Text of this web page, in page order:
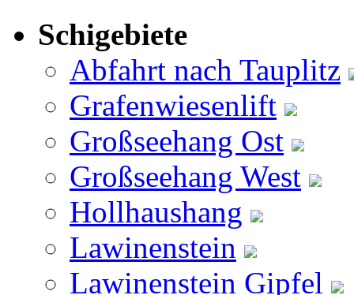
Schigebiete
Abfahrt nach Tauplitz
Grafenwiesenlift
Großseehang Ost
Großseehang West
Hollhaushang
Lawinenstein
Lawinenstein Gipfel